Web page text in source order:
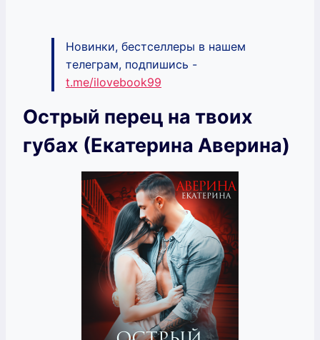
Новинки, бестселлеры в нашем
телеграм, подпишись -
t.me/ilovebook99
Острый перец на твоих
губах (Екатерина Аверина)